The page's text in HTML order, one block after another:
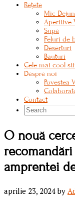
Rețete
Mic Dejun
Aperitive
Supe
Feluri de
Deserturi
Bauturi
Cele mai cool
Despre noi
Povestea
Contact
Search
O nouă
amprentei
aprilie 23, 2024by